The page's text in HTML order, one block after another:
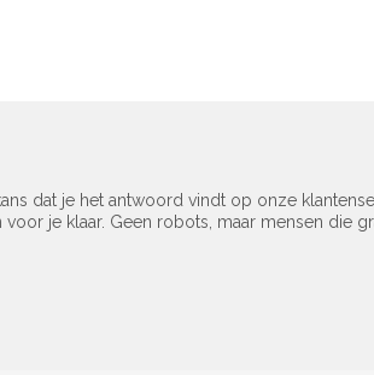
dat je het antwoord vindt op onze
voor je klaar. Geen robots, maar mensen die